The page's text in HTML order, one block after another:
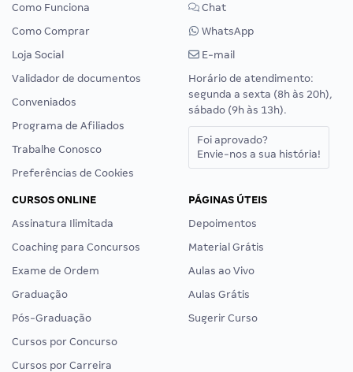
Como Funciona
Como Comprar
Loja Social
Validador de documentos
Conveniados
Programa de Afiliados
Trabalhe Conosco
Preferências de Cookies
Chat
WhatsApp
E-mail
Horário de atendimento:
segunda a sexta (8h às 20h),
sábado (9h às 13h).
Foi aprovado?
Envie-nos a sua história!
CURSOS ONLINE
Assinatura Ilimitada
Coaching para Concursos
Exame de Ordem
Graduação
Pós-Graduação
Cursos por Concurso
Cursos por Carreira
PÁGINAS ÚTEIS
Depoimentos
Material Grátis
Aulas ao Vivo
Aulas Grátis
Sugerir Curso